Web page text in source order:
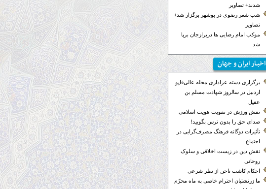
شدند+ تصاویر
شب شعر رضوی در بوشهر برگزار شد+
تصاویر
موکب‌ امام رضایی ها دربرازجان برپا
شد
اخبـار ایران و جهان
برگزاری دسته عزاداری محله عالی‌قاپو
اردبیل در سالروز شهادت مسلم بن
عقیل
نقش ورزش در تقویت هویت اسلامی
صدای حق را بدون ترس بگویید!
تأثیرات دوگانه فرهنگ مصرف‌گرایی در
اجتماع
نقش دین در زیست اخلاقی و سلوک
روحانی
احکام کاشت ناخن از نظر شرعی
ما زرتشتیان احترام خاصی به ماه محرّم